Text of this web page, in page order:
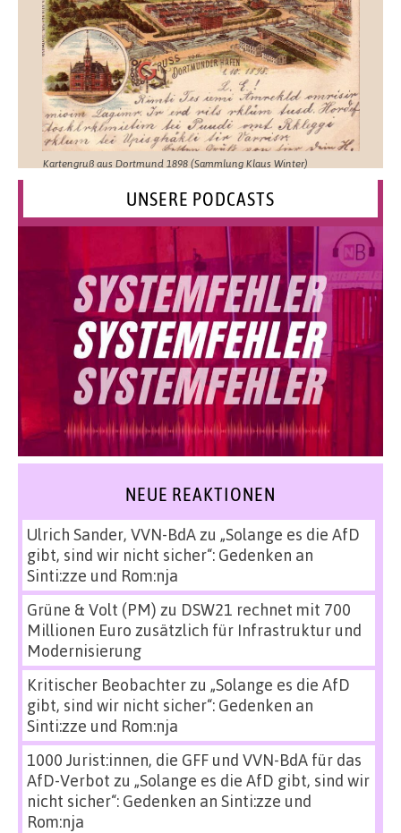
Kartengruß aus Dortmund 1898 (Sammlung Klaus Winter)
UNSERE PODCASTS
NEUE REAKTIONEN
Ulrich Sander, VVN-BdAzu „Solange es die AfD
gibt, sind wir nicht sicher“: Gedenken an
Sinti:zze und Rom:nja
Grüne & Volt (PM) zu DSW21 rechnet mit 700
Millionen Euro zusätzlich für Infrastruktur und
Modernisierung
Kritischer Beobachterzu „Solange es die AfD
gibt, sind wir nicht sicher“: Gedenken an
Sinti:zze und Rom:nja
1000 Jurist:innen, die GFF und VVN-BdA für das
AfD-Verbot zu „Solange es die AfD gibt, sind wir
nicht sicher“: Gedenken an Sinti:zze und
Rom:nja